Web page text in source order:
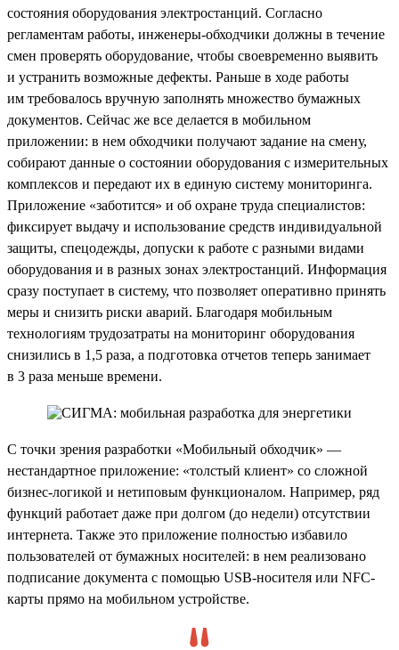
состояния оборудования электростанций. Согласно
регламентам работы, инженеры-обходчики должны в течение
смен проверять оборудование, чтобы своевременно выявить
и устранить возможные дефекты. Раньше в ходе работы
им требовалось вручную заполнять множество бумажных
документов. Сейчас же все делается в мобильном
приложении: в нем обходчики получают задание на смену,
собирают данные о состоянии оборудования с измерительных
комплексов и передают их в единую систему мониторинга.
Приложение «заботится» и об охране труда специалистов:
фиксирует выдачу и использование средств индивидуальной
защиты, спецодежды, допуски к работе с разными видами
оборудования и в разных зонах электростанций. Информация
сразу поступает в систему, что позволяет оперативно принять
меры и снизить риски аварий. Благодаря мобильным
технологиям трудозатраты на мониторинг оборудования
снизились в 1,5 раза, а подготовка отчетов теперь занимает
в 3 раза меньше времени.
С точки зрения разработки «Мобильный обходчик» —
нестандартное приложение: «толстый клиент» со сложной
бизнес-логикой и нетиповым функционалом. Например, ряд
функций работает даже при долгом (до недели) отсутствии
интернета. Также это приложение полностью избавило
пользователей от бумажных носителей: в нем реализовано
подписание документа с помощью USB-носителя или NFC-
карты прямо на мобильном устройстве.